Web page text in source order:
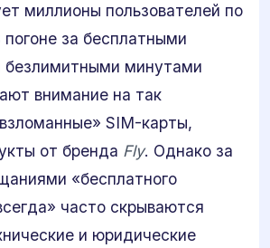
миллионы пользователей по
за бесплатными
безлимитными минутами
внимание на так
SIM-карты,
от бренда Fly. Однако за
«бесплатного
часто скрываются
и юридические